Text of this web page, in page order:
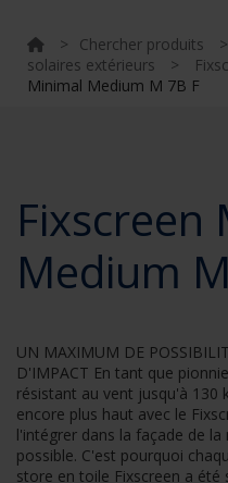
> Chercher produits >
solaires extérieurs
>
Minimal Medium M 7B F
Fixscreen
Medium
UN MAXIMUM DE
D'IMPACT En tant que
résistant au vent jusqu'à 130
encore plus haut avec le
l'intégrer dans la façade de
possible. C'est pourquoi
store en toile Fixscreen a été